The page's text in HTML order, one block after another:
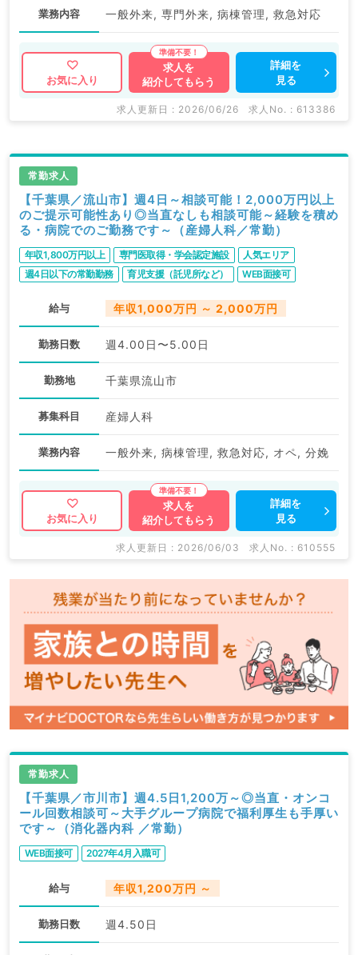
業務内容 一般外来, 専門外来, 病棟管理, 救急対応
お気に入り
求人を
紹介してもらう
詳細を
見る
求人更新日 : 2026/06/26 求人No. : 613386
常勤求人
【千葉県／流山市】週4日～相談可能！2,000万円以上
のご提示可能性あり◎当直なしも相談可能～経験を積め
る・病院でのご勤務です～（産婦人科／常勤）
年収1,800万円以上 専門医取得・学会認定施設
人気エリア
週4日以下の常勤勤務
育児支援（託児所など）
WEB面接可
給与 年収1,000万円 ～ 2,000万円
勤務日数 週4.00日〜5.00日
勤務地 千葉県流山市
募集科目 産婦人科
業務内容 一般外来, 病棟管理, 救急対応, オペ, 分娩
お気に入り
求人を
紹介してもらう
詳細を
見る
求人更新日 : 2026/06/03 求人No. : 610555
常勤求人
【千葉県／市川市】週4.5日1,200万～◎当直・オンコ
ール回数相談可～大手グループ病院で福利厚生も手厚い
です～（消化器内科 ／常勤）
WEB面接可 2027年4月入職可
給与 年収1,200万円 ～
勤務日数 週4.50日